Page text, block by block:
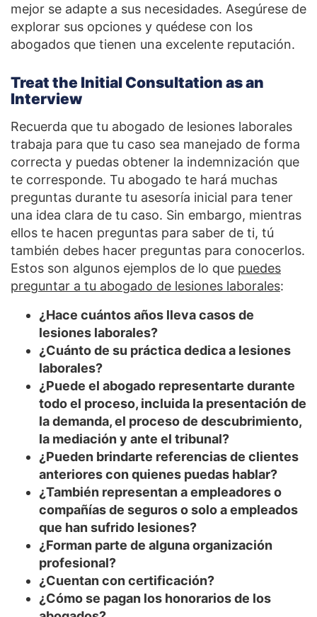
mejor se adapte a sus necesidades. Asegúrese de
explorar sus opciones y quédese con los
abogados que tienen una excelente reputación.
Treat the Initial Consultation as an
Interview
Recuerda que tu abogado de lesiones laborales
trabaja para que tu caso sea manejado de forma
correcta y puedas obtener la indemnización que
te corresponde. Tu abogado te hará muchas
preguntas durante tu asesoría inicial para tener
una idea clara de tu caso. Sin embargo, mientras
ellos te hacen preguntas para saber de ti, tú
también debes hacer preguntas para conocerlos.
Estos son algunos ejemplos de lo que puedes
preguntar a tu abogado de lesiones laborales:
¿Hace cuántos años lleva casos de
lesiones laborales?
¿Cuánto de su práctica dedica a lesiones
laborales?
¿Puede el abogado representarte durante
todo el proceso, incluida la presentación de
la demanda, el proceso de descubrimiento,
la mediación y ante el tribunal?
¿Pueden brindarte referencias de clientes
anteriores con quienes puedas hablar?
¿También representan a empleadores o
compañías de seguros o solo a empleados
que han sufrido lesiones?
¿Forman parte de alguna organización
profesional?
¿Cuentan con certificación?
¿Cómo se pagan los honorarios de los